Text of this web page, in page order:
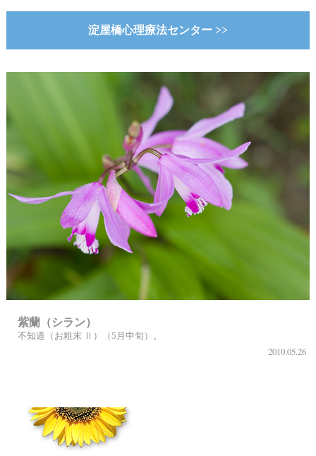
淀屋橋心理療法センター >>
紫蘭（シラン）
不知道（お粗末 Ⅱ）（5月中旬）。
2010.05.26